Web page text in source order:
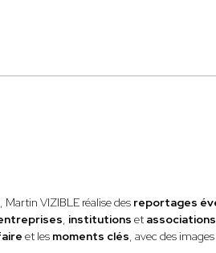
, Martin VIZIBLE réalise des reportages
, institutions et associations
et les moments clés, avec des images